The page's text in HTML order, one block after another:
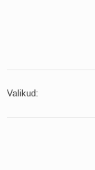
Valikud: